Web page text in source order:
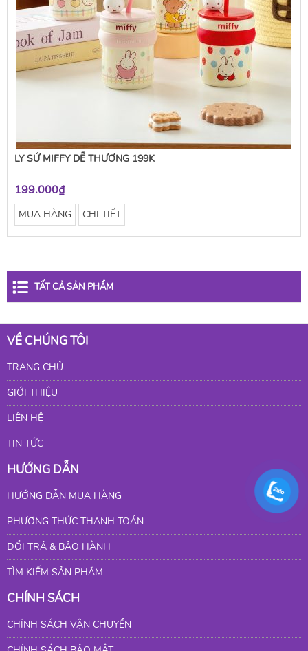
LY SỨ MIFFY DỄ THƯƠNG 199K
199.000₫
MUA HÀNG CHI TIẾT
TẤT CẢ SẢN PHẨM
VỀ CHÚNG TÔI
TRANG CHỦ
GIỚI THIỆU
LIÊN HỆ
TIN TỨC
HƯỚNG DẪN
HƯỚNG DẪN MUA HÀNG
PHƯƠNG THỨC THANH TOÁN
ĐỔI TRẢ & BẢO HÀNH
TÌM KIẾM SẢN PHẨM
CHÍNH SÁCH
CHÍNH SÁCH VẬN CHUYỂN